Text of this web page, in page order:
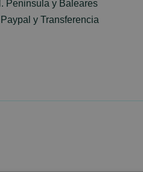
Peninsula y Baleares
y Transferencia